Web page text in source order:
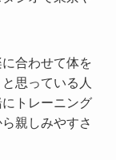
合わせて体を
思っている人
トレーニング
親しみやすさ